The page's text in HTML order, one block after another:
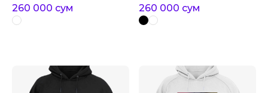
260 000 сум 260 000 сум